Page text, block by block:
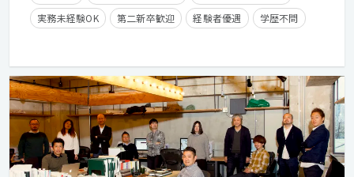
実務未経験OK
第二新卒歓迎 経験者優遇
学歴不問
長期休暇有り
産休・育休実績有り
クライアントとの直接取引多数
経験浅めOK